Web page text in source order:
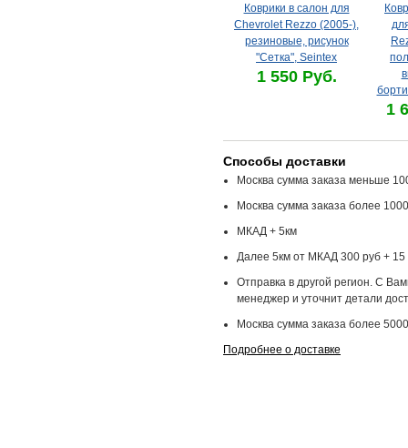
Коврики в салон для
Chevrolet Rezzo (2005-),
резиновые, рисунок
"Сетка", Seintex
1 550 Руб.
1
Способы доставки
Москва сумма заказа меньше
Москва сумма заказа более
МКАД + 5км
Далее 5км от МКАД 300 руб + 15
Отправка в другой регион. С
менеджер и уточнит детали
Москва сумма заказа более
Подробнее о доставке